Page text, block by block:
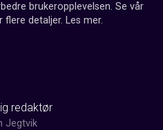
brukeropplevelsen. Se vår
detaljer. Les mer.
redaktør
Jegtvik